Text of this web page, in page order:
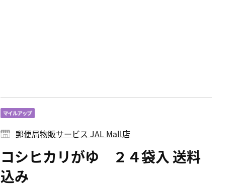
郵便局物販サービス JAL Mall店
コシヒカリがゆ ２４袋入 送料
込み